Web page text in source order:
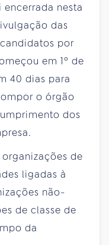
nesta
das
por
em 1º de
40 dias para
o órgão
dos
de
ligadas à
não-
de classe de
da